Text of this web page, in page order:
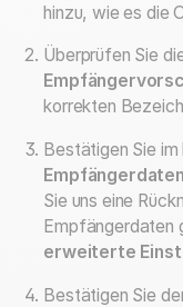
hinzu, wie es die
Überprüfen Sie
korrekten
Bestätigen Sie
Sie uns eine
Empfängerdaten
erweiterte
Bestätigen Sie